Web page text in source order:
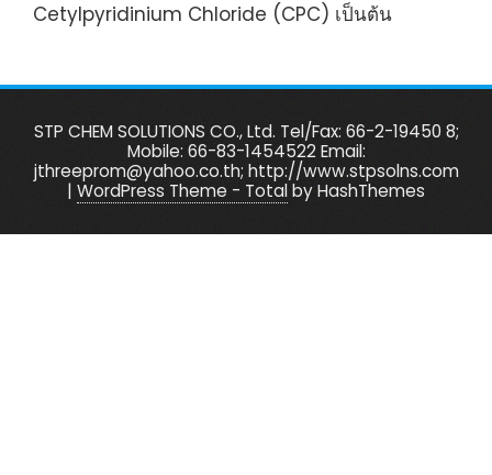
Cetylpyridinium Chloride (CPC) เป็นต้น
STP CHEM SOLUTIONS CO., Ltd. Tel/Fax: 66-2-19450 8;
Mobile: 66-83-1454522 Email:
jthreeprom@yahoo.co.th; http://www.stpsolns.com
| WordPress Theme - Totalby HashThemes